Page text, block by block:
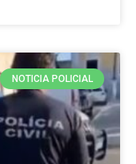
NOTICIA POLICIAL